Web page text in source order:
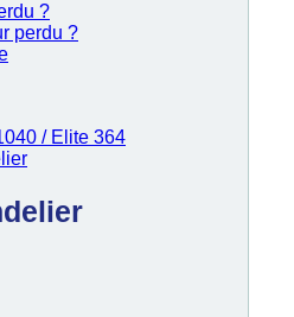
?
perdu ?
/ Elite 364